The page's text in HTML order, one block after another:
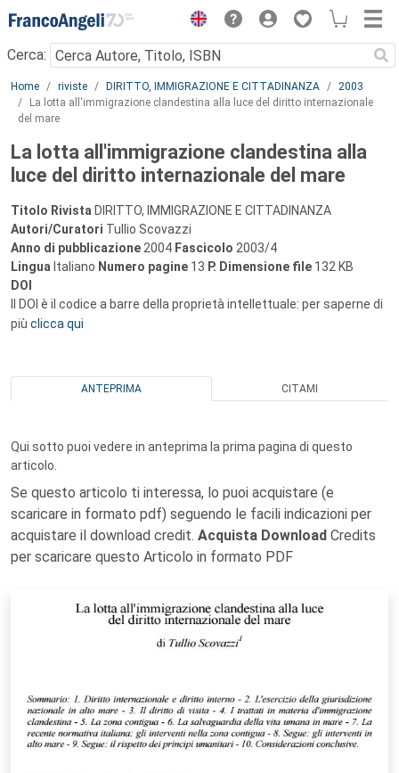
Menu
Cerca:
Main content
Home riviste DIRITTO, IMMIGRAZIONE E CITTADINANZA
2003
La lotta all'immigrazione clandestina alla luce del diritto internazionale
del mare
La lotta all'immigrazione clandestina alla
luce del diritto internazionale del mare
Titolo Rivista DIRITTO, IMMIGRAZIONE E CITTADINANZA
Autori/Curatori Tullio Scovazzi
Anno di pubblicazione 2004 Fascicolo 2003/4
Lingua Italiano Numero pagine 13 P. Dimensione file 132 KB
DOI
Il DOI è il codice a barre della proprietà intellettuale: per saperne di
più clicca qui
ANTEPRIMA CITAMI
Qui sotto puoi vedere in anteprima la prima pagina di questo
articolo.
Se questo articolo ti interessa, lo puoi acquistare (e
scaricare in formato pdf) seguendo le facili indicazioni per
acquistare il download credit. Acquista Download Credits
per scaricare questo Articolo in formato PDF